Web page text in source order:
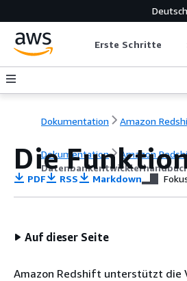
Deutsch
Erste Schritte
Dokumentation Amazon
Dokumentation
Amazon
Die
PDF RSS Markdown
Auf dieser Seite
Amazon Redshift unterstützt die